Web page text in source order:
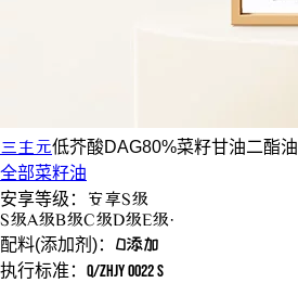
三主元低芥酸DAG80%菜籽甘油二酯油
全部菜籽油
安享等级：
安享S级
S级A级B级C级D级E级·
配料(添加剂)： 0添加
执行标准： Q/ZHJY 0022 S